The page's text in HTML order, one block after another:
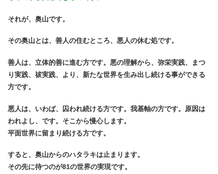
それが、奥山です。
その奥山とは、善人の住むところ、悪人の休む処です。
善人は、立体的善に進む方です。悪の理解から、弥栄実践、まつ
り実践、祓実践、より、新たな世界を生み出し続ける事ができる
方です。
悪人は、いわば、囚われ続ける方です。我基軸の方です。原因は
われよし、です。そこから慢心します。
平面世界に留まり続ける方です。
すると、奥山からのハタラキは止まります。
その先に待つのが81の世界の実現です。